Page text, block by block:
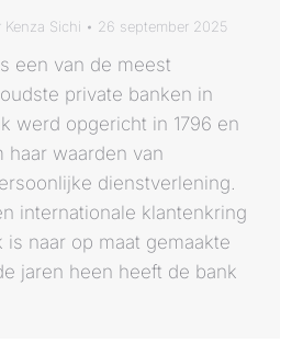
Kenza Sichi 26 september 2025
een van de meest
private banken in
werd opgericht in 1796 en
haar waarden van
dienstverlening.
internationale klantenkring
is naar op maat gemaakte
jaren heen heeft de bank